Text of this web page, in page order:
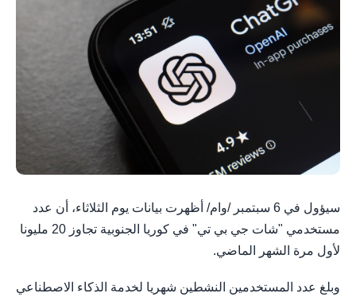
سيؤول في 6 سبتمبر /وام/ أظهرت بيانات يوم الثلاثاء، أن عدد
مستخدمي "شات جي بي تي" في كوريا الجنوبية تجاوز 20 مليونا
لأول مرة الشهر الماضي.
وبلغ عدد المستخدمين النشطين شهريا لخدمة الذكاء الاصطناعي